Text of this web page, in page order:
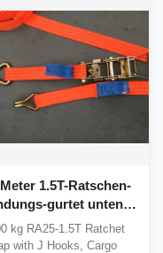
1.5T-Ratschen-
gurtet unten
hochfesten
J-Haken
kg RA25-1.5T Ratchet
with J Hooks, Cargo